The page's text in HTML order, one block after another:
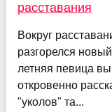
расставания
Вокруг
разгорелся
летняя певица
откровенно
"уколов" та...